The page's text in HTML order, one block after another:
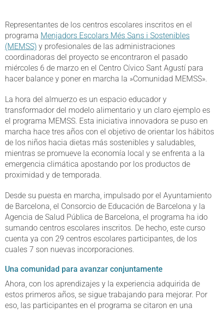
Representantes de los centros escolares inscritos en el
programa Menjadors Escolars Més Sans i Sostenibles
(MEMSS) y profesionales de las administraciones
coordinadoras del proyecto se encontraron el pasado
miércoles 6 de marzo en el Centro Cívico Sant Agustí para
hacer balance y poner en marcha la »Comunidad MEMSS».
La hora del almuerzo es un espacio educador y
transformador del modelo alimentario y un claro ejemplo es
el programa MEMSS. Esta iniciativa innovadora se puso en
marcha hace tres años con el objetivo de orientar los hábitos
de los niños hacia dietas más sostenibles y saludables,
mientras se promueve la economía local y se enfrenta a la
emergencia climática apostando por los productos de
proximidad y de temporada.
Desde su puesta en marcha, impulsado por el Ayuntamiento
de Barcelona, el Consorcio de Educación de Barcelona y la
Agencia de Salud Pública de Barcelona, el programa ha ido
sumando centros escolares inscritos. De hecho, este curso
cuenta ya con 29 centros escolares participantes, de los
cuales 7 son nuevas incorporaciones.
Una comunidad para avanzar conjuntamente
Ahora, con los aprendizajes y la experiencia adquirida de
estos primeros años, se sigue trabajando para mejorar. Por
eso, las participantes en el programa se citaron en una